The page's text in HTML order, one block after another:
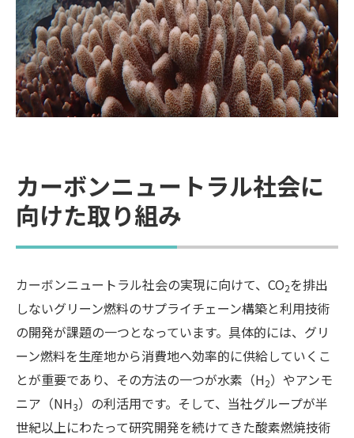
カーボンニュートラル社会に
向けた取り組み
カーボンニュートラル社会の実現に向けて、CO2を排出
しないグリーン燃料のサプライチェーン構築と利用技術
の開発が課題の一つとなっています。具体的には、グリ
ーン燃料を生産地から消費地へ効率的に供給していくこ
とが重要であり、その方法の一つが水素（H2）やアンモ
ニア（NH3）の利活用です。そして、当社グループが半
世紀以上にわたって研究開発を続けてきた酸素燃焼技術